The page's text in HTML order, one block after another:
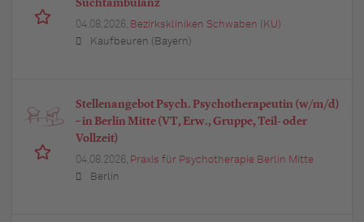
Suchtambulanz
04.08.2026, Bezirkskliniken Schwaben (KU)
Kaufbeuren (Bayern)
Stellenangebot Psych. Psychotherapeutin (w/m/d)
– in Berlin Mitte (VT, Erw., Gruppe, Teil- oder
Vollzeit)
04.08.2026, Praxis für Psychotherapie Berlin Mitte
Berlin